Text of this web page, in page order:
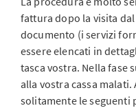
fattura dopo la visita
documento (i servizi
essere elencati in
tasca vostra. Nella fase
alla vostra cassa malati.
solitamente le seguenti